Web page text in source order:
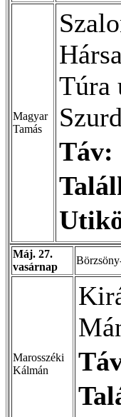
Magyar
Tamás
Túra
Táv:
Máj. 27.
vasárnap
Marosszéki
Kálmán